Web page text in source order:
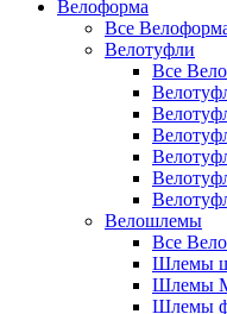
Велоформа
Все
Велотуфли
Все
Велошлемы
Все
Шлемы
Шлемы
Шлемы